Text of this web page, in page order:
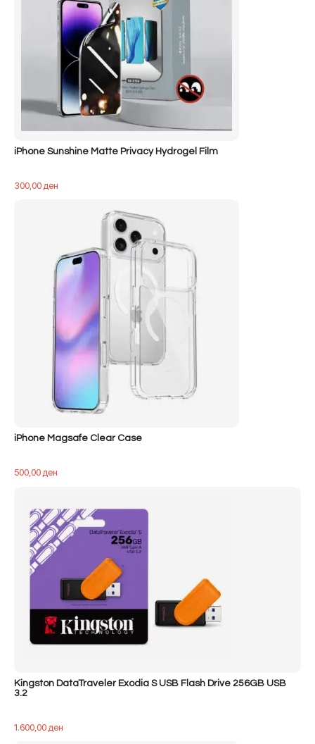
iPhone Sunshine Matte Privacy Hydrogel Film
300,00ден
iPhone Magsafe Clear Case
500,00ден
Kingston DataTraveler Exodia S USB Flash Drive 256GB USB
3.2
1.600,00ден